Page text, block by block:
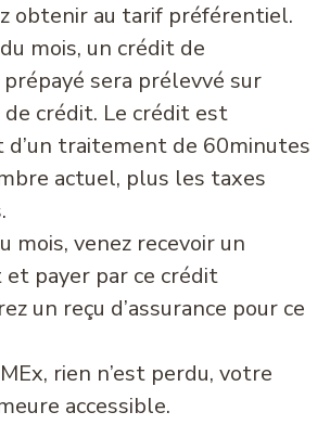
obtenir au tarif préférentiel.
mois, un crédit de
sera prélevvé sur
crédit. Le crédit est
d’un traitement de 60minutes
actuel, plus les taxes
mois, venez recevoir un
payer par ce crédit
un reçu d’assurance pour ce
rien n’est perdu, votre
accessible.